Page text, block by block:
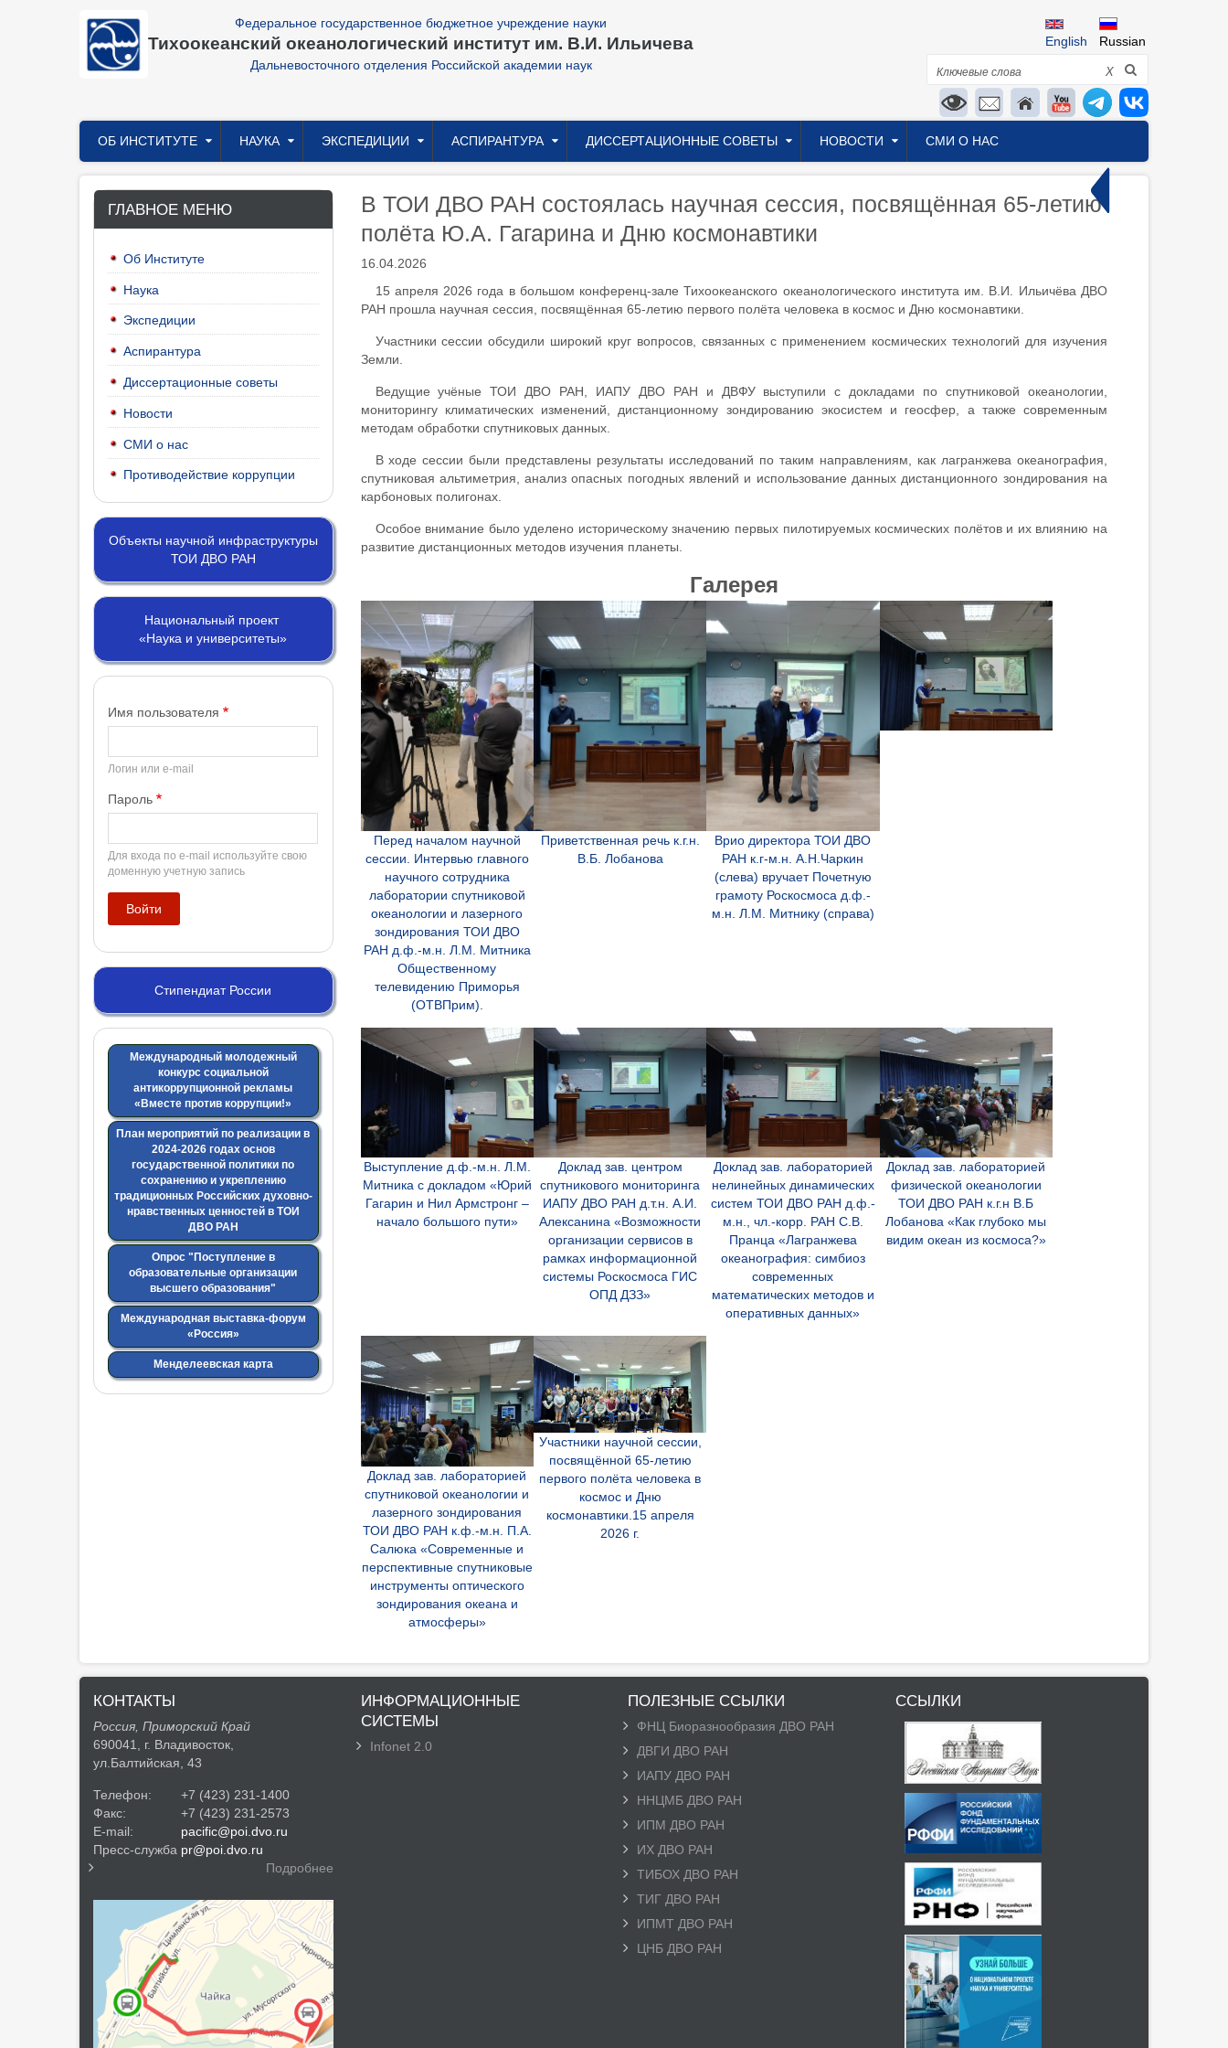
Федеральное государственное бюджетное учреждение науки
Тихоокеанский океанологический институт им. В.И. Ильичева
Дальневосточного отделения Российской академии наук
Russian
English
Поиск X
Главное
меню
ОБ ИНСТИТУТЕ НАУКА ЭКСПЕДИЦИИ АСПИРАНТУРА ДИССЕРТАЦИОННЫЕ СОВЕТЫ НОВОСТИ СМИ О НАС
ГЛАВНОЕ МЕНЮ
Об Институте
Наука
Экспедиции
Аспирантура
Диссертационные советы
Новости
СМИ о нас
Противодействие коррупции
Объекты научной инфраструктуры
ТОИ ДВО РАН
Национальный проект
«Наука и университеты»
Имя пользователя
Логин или e-mail
Пароль
Для входа по e-mail используйте свою
доменную учетную запись
Стипендиат России
Международный молодежный
конкурс социальной
антикоррупционной рекламы
«Вместе против коррупции!»
План мероприятий по реализации в
2024-2026 годах основ
государственной политики по
сохранению и укреплению
традиционных Российских духовно-
нравственных ценностей в ТОИ
ДВО РАН
Опрос "Поступление в
образовательные организации
высшего образования"
Международная выставка-форум
«Россия»
Менделеевская карта
В ТОИ ДВО РАН состоялась научная сессия, посвящённая 65-летию
полёта Ю.А. Гагарина и Дню космонавтики
16.04.2026
15 апреля 2026 года в большом конференц-зале Тихоокеанского океанологического института им. В.И. Ильичёва ДВО
РАН прошла научная сессия, посвящённая 65-летию первого полёта человека в космос и Дню космонавтики.
Участники сессии обсудили широкий круг вопросов, связанных с применением космических технологий для изучения
Земли.
Ведущие учёные ТОИ ДВО РАН, ИАПУ ДВО РАН и ДВФУ выступили с докладами по спутниковой океанологии,
мониторингу климатических изменений, дистанционному зондированию экосистем и геосфер, а также современным
методам обработки спутниковых данных.
В ходе сессии были представлены результаты исследований по таким направлениям, как лагранжева океанография,
спутниковая альтиметрия, анализ опасных погодных явлений и использование данных дистанционного зондирования на
карбоновых полигонах.
Особое внимание было уделено историческому значению первых пилотируемых космических полётов и их влиянию на
развитие дистанционных методов изучения планеты.
Галерея
Перед началом научной
сессии. Интервью главного
научного сотрудника
лаборатории спутниковой
океанологии и лазерного
зондирования ТОИ ДВО
РАН д.ф.-м.н. Л.М. Митника
Общественному
телевидению Приморья
(ОТВПрим).
Приветственная речь к.г.н.
В.Б. Лобанова
Врио директора ТОИ ДВО
РАН к.г-м.н. А.Н.Чаркин
(слева) вручает Почетную
грамоту Роскосмоса д.ф.-
м.н. Л.М. Митнику (справа)
Выступление д.ф.-м.н. Л.М.
Митника с докладом «Юрий
Гагарин и Нил Армстронг –
начало большого пути»
Доклад зав. центром
спутникового мониторинга
ИАПУ ДВО РАН д.т.н. А.И.
Алексанина «Возможности
организации сервисов в
рамках информационной
системы Роскосмоса ГИС
ОПД ДЗЗ»
Доклад зав. лабораторией
нелинейных динамических
систем ТОИ ДВО РАН д.ф.-
м.н., чл.-корр. РАН С.В.
Пранца «Лагранжева
океанография: симбиоз
современных
математических методов и
оперативных данных»
Доклад зав. лабораторией
физической океанологии
ТОИ ДВО РАН к.г.н В.Б
Лобанова «Как глубоко мы
видим океан из космоса?»
Доклад зав. лабораторией
спутниковой океанологии и
лазерного зондирования
ТОИ ДВО РАН к.ф.-м.н. П.А.
Салюка «Современные и
перспективные спутниковые
инструменты оптического
зондирования океана и
атмосферы»
Участники научной сессии,
посвящённой 65-летию
первого полёта человека в
космос и Дню
космонавтики.15 апреля
2026 г.
КОНТАКТЫ
Россия, Приморский Край
690041, г. Владивосток,
ул.Балтийская, 43
Телефон:
+7 (423) 231-1400
Факс:
+7 (423) 231-2573
E-mail:
pacific@poi.dvo.ru
Пресс-служба pr@poi.dvo.ru
Подробнее
ИНФОРМАЦИОННЫЕ
СИСТЕМЫ
Infonet 2.0
ПОЛЕЗНЫЕ ССЫЛКИ
ФНЦ Биоразнообразия ДВО РАН
ДВГИ ДВО РАН
ИАПУ ДВО РАН
ННЦМБ ДВО РАН
ИПМ ДВО РАН
ИХ ДВО РАН
ТИБОХ ДВО РАН
ТИГ ДВО РАН
ИПМТ ДВО РАН
ЦНБ ДВО РАН
ССЫЛКИ